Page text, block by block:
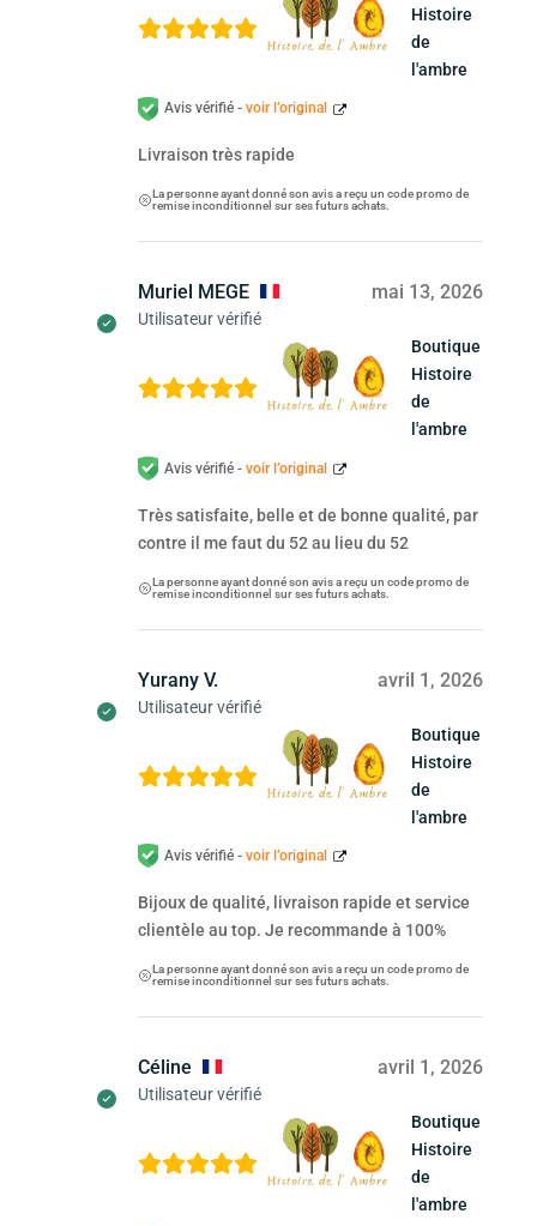
Histoire
de
l'ambre
Avis vérifié - voir l’original
Livraison très rapide
La personne ayant donné son avis a reçu un code promo de
remise inconditionnel sur ses futurs achats.
Muriel MEGE
Utilisateur vérifié
mai 13, 2026
Boutique
Histoire
de
l'ambre
Avis vérifié - voir l’original
Très satisfaite, belle et de bonne qualité, par
contre il me faut du 52 au lieu du 52
La personne ayant donné son avis a reçu un code promo de
remise inconditionnel sur ses futurs achats.
Yurany V.
Utilisateur vérifié
avril 1, 2026
Boutique
Histoire
de
l'ambre
Avis vérifié - voir l’original
Bijoux de qualité, livraison rapide et service
clientèle au top. Je recommande à 100%
La personne ayant donné son avis a reçu un code promo de
remise inconditionnel sur ses futurs achats.
Céline
Utilisateur vérifié
avril 1, 2026
Boutique
Histoire
de
l'ambre